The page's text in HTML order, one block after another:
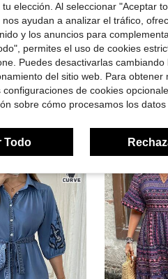
Ahorro de $2.20
cuello redondo, bordado de hojas y drapeado para mujer de talla grande
vendidos
9
-51% Comfylo Vestido de mujer talla
$11.93
elección. Al seleccionar "Aceptar
ayudan a analizar el tráfico,
y los anuncios para
permites el uso de cookies
Puedes desactivarlas cambiando
del sitio web. Para obtener
de cookies
sobre cómo procesamos los datos
Todo